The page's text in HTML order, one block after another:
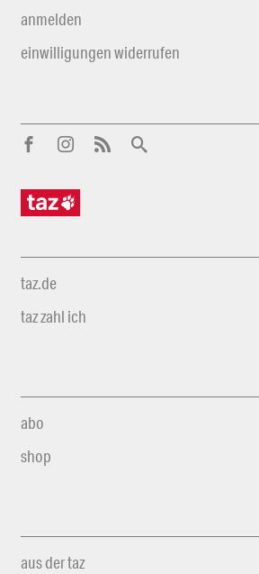
anmelden
einwilligungen widerrufen
taz.de
taz zahl ich
abo
shop
aus der taz